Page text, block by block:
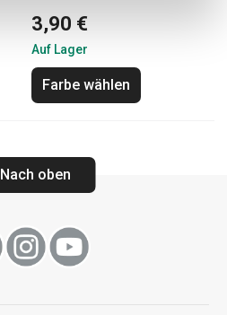
3,90 €
Auf Lager
Farbe wählen
Nach oben